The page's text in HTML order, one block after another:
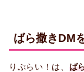
ばら撒きDM
りぷらい！は、 ば